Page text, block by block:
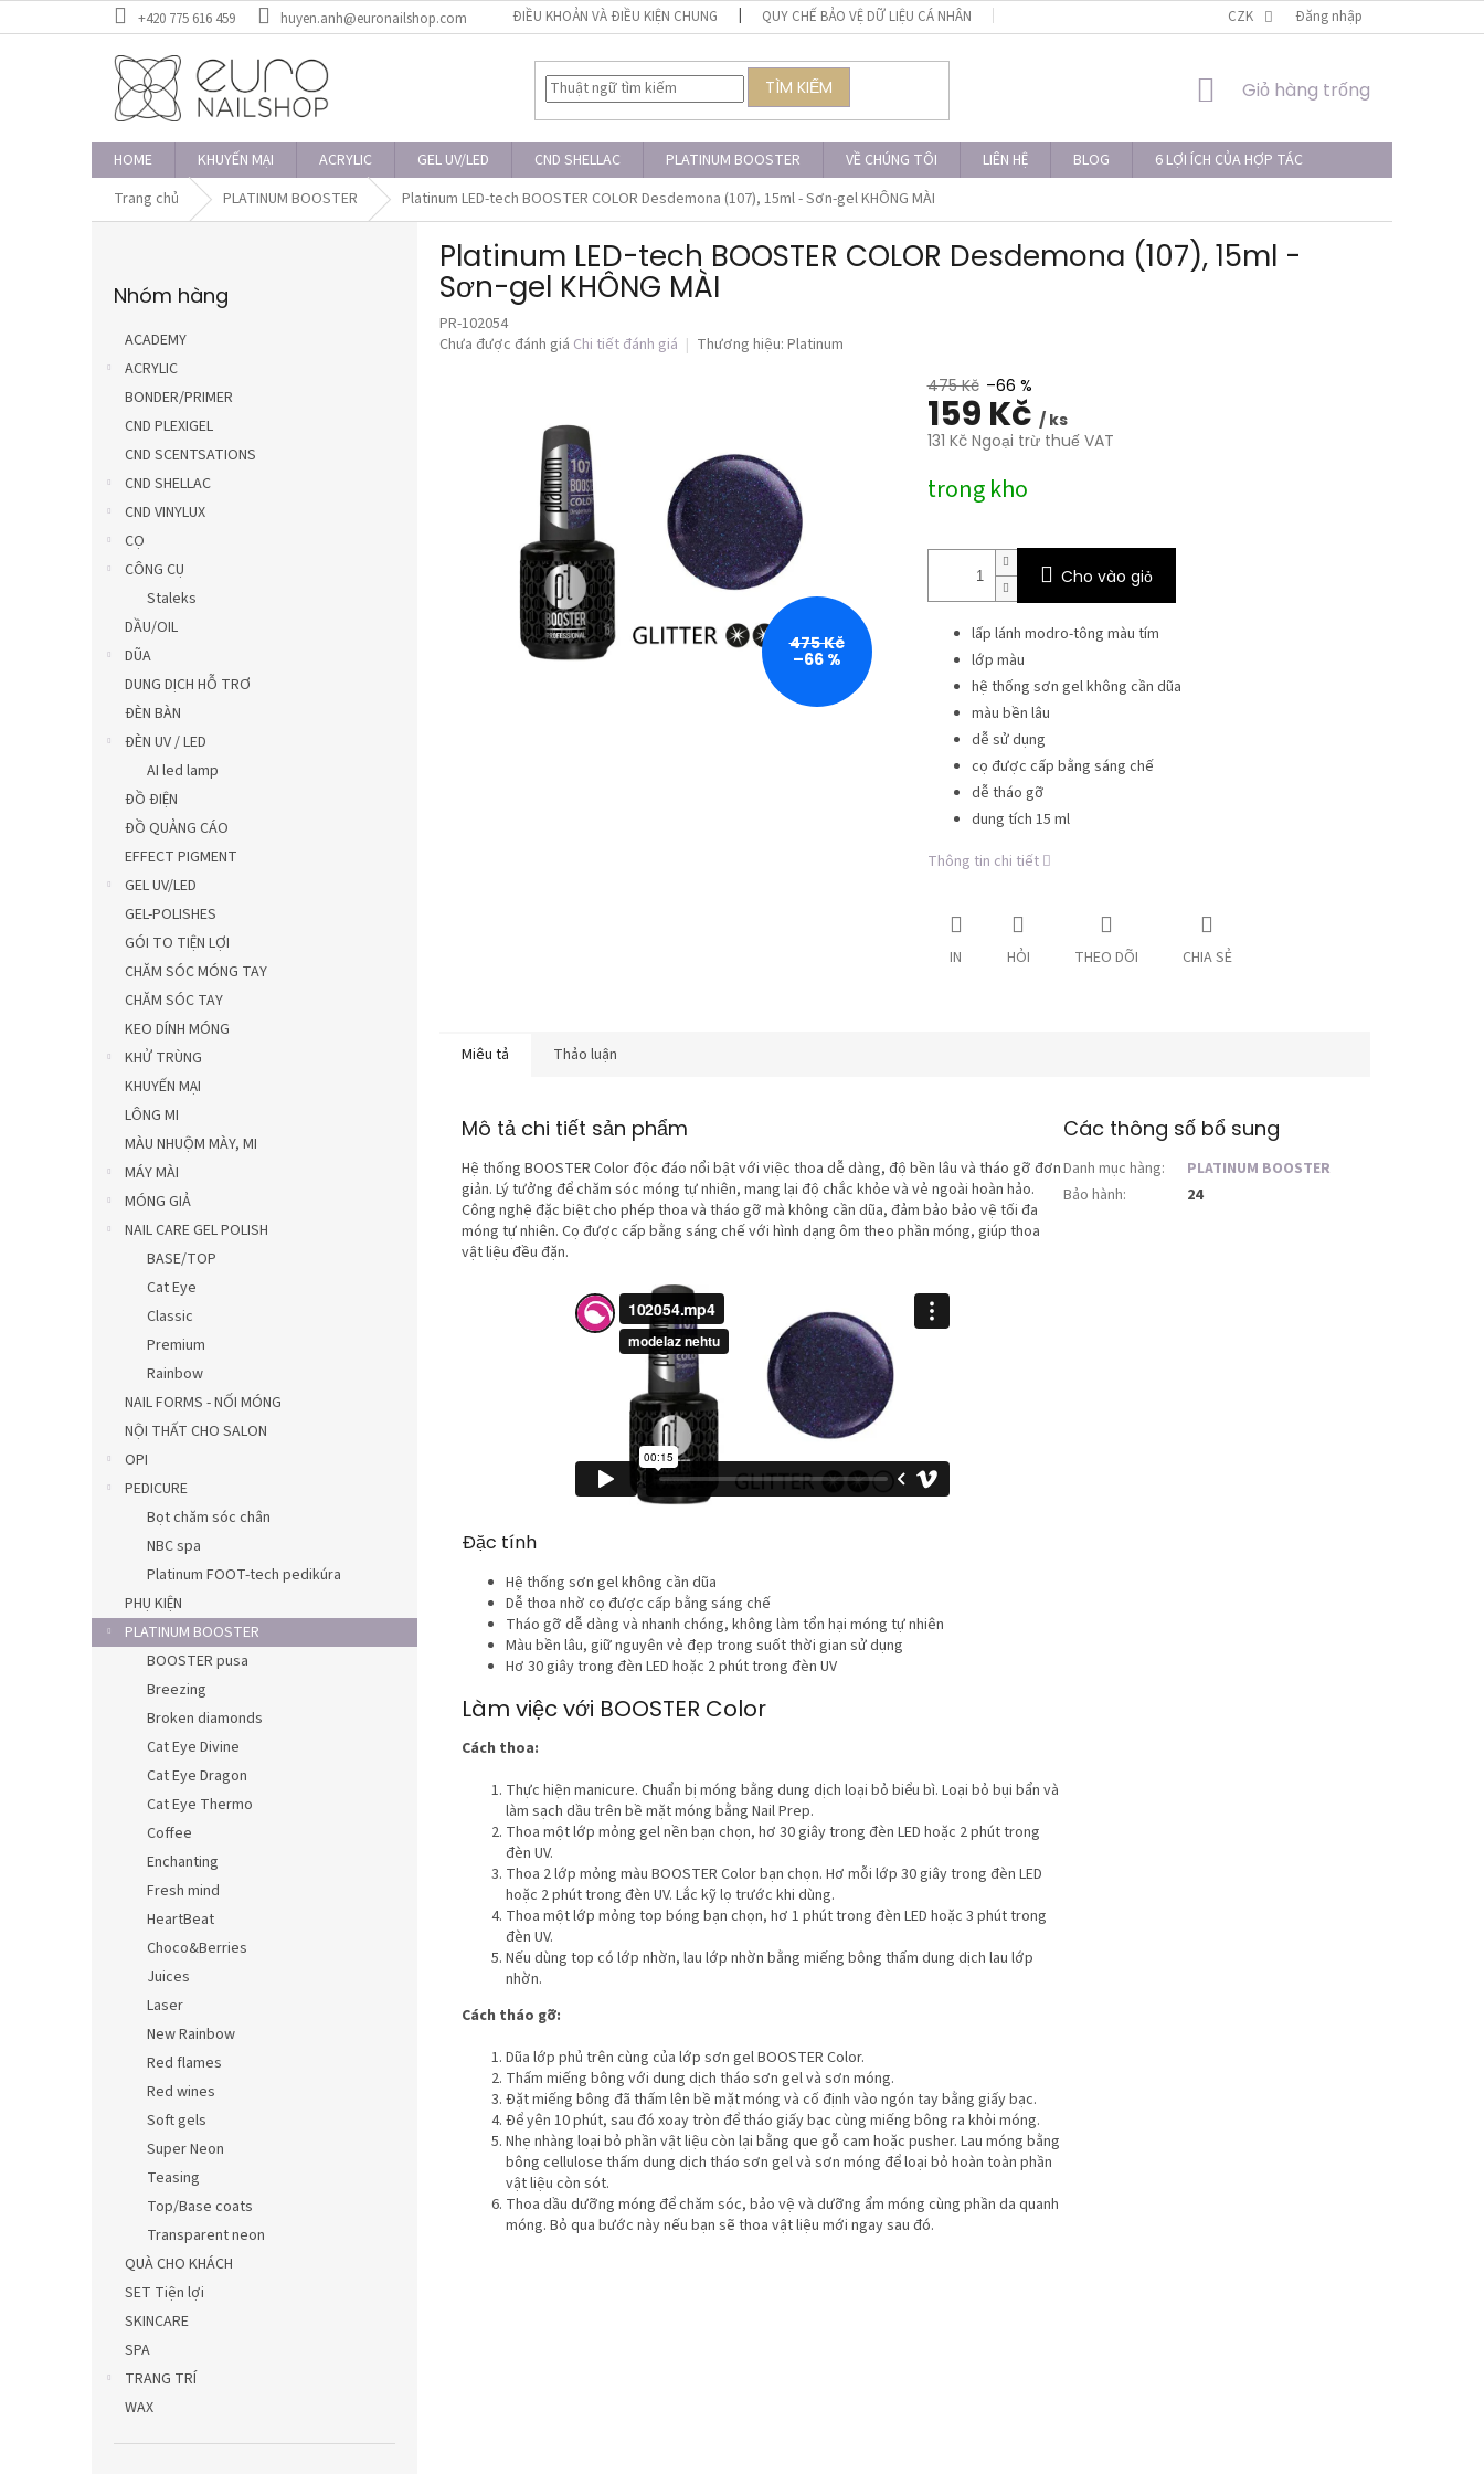
qua
+420 775 616 459 huyen.anh@euronailshop.com ĐIỀU KHOẢN VÀ ĐIỀU KIỆN CHUNG QUY CHẾ BẢO VỆ DỮ LIỆU CÁ NHÂN CZK Đăng nhập
TÌM KIẾM
GIỎ
Giỏ hàng trống
HOME KHUYẾN MẠI ACRYLIC GEL UV/LED CND SHELLAC PLATINUM BOOSTER VỀ CHÚNG TÔI LIÊN HỆ BLOG
6 LỢI ÍCH CỦA HỢP TÁC
Trang chủ
PLATINUM BOOSTER Platinum LED-tech BOOSTER COLOR Desdemona (107), 15ml - Sơn-gel KHÔNG MÀI
qua
mục
Nhóm hàng
ACADEMY
ACRYLIC
BONDER/PRIMER
CND PLEXIGEL
CND SCENTSATIONS
CND SHELLAC
CND VINYLUX
CỌ
CÔNG CỤ
Staleks
DẦU/OIL
DŨA
DUNG DỊCH HỖ TRƠ
ĐÈN BÀN
ĐÈN UV / LED
AI led lamp
ĐỒ ĐIỆN
ĐỒ QUẢNG CÁO
EFFECT PIGMENT
GEL UV/LED
GEL-POLISHES
GÓI TO TIỆN LỢI
CHĂM SÓC MÓNG TAY
CHĂM SÓC TAY
KEO DÍNH MÓNG
KHỬ TRÙNG
KHUYẾN MẠI
LÔNG MI
MÀU NHUỘM MÀY, MI
MÁY MÀI
MÓNG GIẢ
NAIL CARE GEL POLISH
BASE/TOP
Cat Eye
Classic
Premium
Rainbow
NAIL FORMS - NỐI MÓNG
NỘI THẤT CHO SALON
OPI
PEDICURE
Bọt chăm sóc chân
NBC spa
Platinum FOOT-tech pedikúra
PHỤ KIỆN
PLATINUM BOOSTER
BOOSTER pusa
Breezing
Broken diamonds
Cat Eye Divine
Cat Eye Dragon
Cat Eye Thermo
Coffee
Enchanting
Fresh mind
HeartBeat
Choco&Berries
Juices
Laser
New Rainbow
Red flames
Red wines
Soft gels
Super Neon
Teasing
Top/Base coats
Transparent neon
QUÀ CHO KHÁCH
SET Tiện lợi
SKINCARE
SPA
TRANG TRÍ
WAX
Platinum LED-tech BOOSTER COLOR Desdemona (107), 15ml -
Sơn-gel KHÔNG MÀI
PR-102054
Đánh
Chưa được đánh giá Chi tiết đánh giá Thương hiệu: Platinum
475 Kč
–66 %
475 Kč –66 %
159 Kč / ks
131 Kč Ngoại trừ thuế VAT
đo
trong kho
Cho vào giỏ
lấp lánh modro-tông màu tím
lớp màu
hệ thống sơn gel không cần dũa
màu bền lâu
dễ sử dụng
cọ được cấp bằng sáng chế
dễ tháo gỡ
dung tích 15 ml
Thông tin chi tiết
IN HỎI THEO DÕI CHIA SẺ
Miêu tả Thảo luận
Mô tả chi tiết sản phẩm
Hệ thống BOOSTER Color độc đáo nổi bật với việc thoa dễ dàng, độ bền lâu và tháo gỡ đơn
giản. Lý tưởng để chăm sóc móng tự nhiên, mang lại độ chắc khỏe và vẻ ngoài hoàn hảo.
Công nghệ đặc biệt cho phép thoa và tháo gỡ mà không cần dũa, đảm bảo bảo vệ tối đa
móng tự nhiên. Cọ được cấp bằng sáng chế với hình dạng ôm theo phần móng, giúp thoa
vật liệu đều đặn.
Đặc tính
Hệ thống sơn gel không cần dũa
Dễ thoa nhờ cọ được cấp bằng sáng chế
Tháo gỡ dễ dàng và nhanh chóng, không làm tổn hại móng tự nhiên
Màu bền lâu, giữ nguyên vẻ đẹp trong suốt thời gian sử dụng
Hơ 30 giây trong đèn LED hoặc 2 phút trong đèn UV
Làm việc với BOOSTER Color
Cách thoa:
Thực hiện manicure. Chuẩn bị móng bằng dung dịch loại bỏ biểu bì. Loại bỏ bụi bẩn và
làm sạch dầu trên bề mặt móng bằng Nail Prep.
Thoa một lớp mỏng gel nền bạn chọn, hơ 30 giây trong đèn LED hoặc 2 phút trong
đèn UV.
Thoa 2 lớp mỏng màu BOOSTER Color bạn chọn. Hơ mỗi lớp 30 giây trong đèn LED
hoặc 2 phút trong đèn UV. Lắc kỹ lọ trước khi dùng.
Thoa một lớp mỏng top bóng bạn chọn, hơ 1 phút trong đèn LED hoặc 3 phút trong
đèn UV.
Nếu dùng top có lớp nhờn, lau lớp nhờn bằng miếng bông thấm dung dịch lau lớp
nhờn.
Cách tháo gỡ:
Dũa lớp phủ trên cùng của lớp sơn gel BOOSTER Color.
Thấm miếng bông với dung dịch tháo sơn gel và sơn móng.
Đặt miếng bông đã thấm lên bề mặt móng và cố định vào ngón tay bằng giấy bạc.
Để yên 10 phút, sau đó xoay tròn để tháo giấy bạc cùng miếng bông ra khỏi móng.
Nhẹ nhàng loại bỏ phần vật liệu còn lại bằng que gỗ cam hoặc pusher. Lau móng bằng
bông cellulose thấm dung dịch tháo sơn gel và sơn móng để loại bỏ hoàn toàn phần
vật liệu còn sót.
Thoa dầu dưỡng móng để chăm sóc, bảo vệ và dưỡng ẩm móng cùng phần da quanh
móng. Bỏ qua bước này nếu bạn sẽ thoa vật liệu mới ngay sau đó.
Các thông số bổ sung
Danh mục hàng:
PLATINUM BOOSTER
Bảo hành: 24